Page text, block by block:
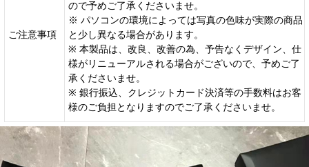
ご注意事項
ので予めご了承くださいませ。
※ パソコンの環境によっては写真の色味が実際の商品
と少し異なる場合があります。
※ 本製品は、改良、改善の為、予告なくデザイン、仕
様がリニューアルされる場合がございので、予めご了
承くださいませ。
※ 銀行振込、クレジットカード決済等の手数料はお客
様のご負担となりますのでご了承くださいませ。